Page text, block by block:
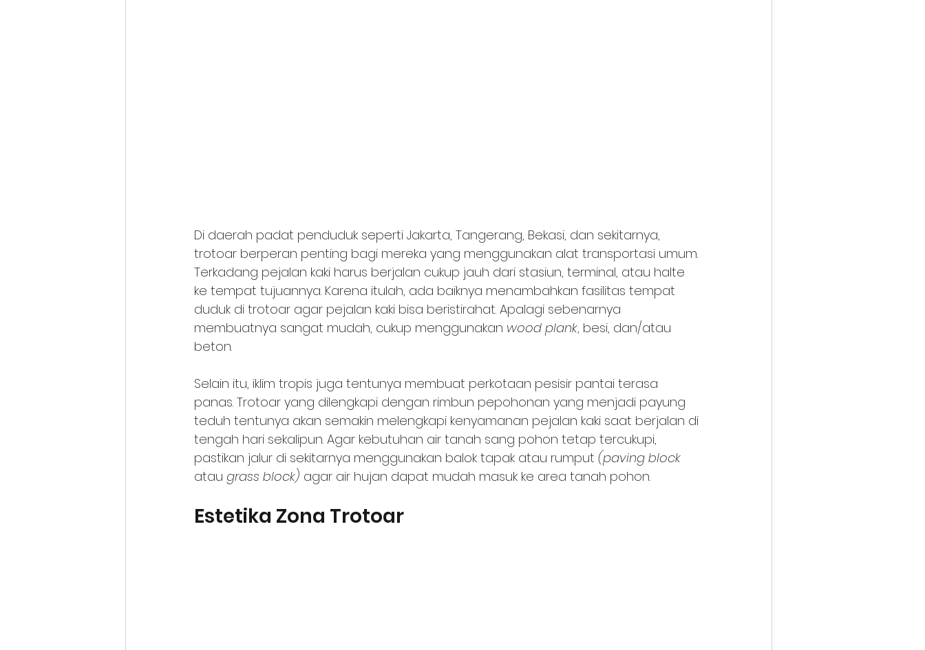
Di daerah padat penduduk seperti Jakarta, Tangerang, Bekasi, dan sekitarnya,
trotoar berperan penting bagi mereka yang menggunakan alat transportasi umum.
Terkadang pejalan kaki harus berjalan cukup jauh dari stasiun, terminal, atau halte
ke tempat tujuannya. Karena itulah, ada baiknya menambahkan fasilitas tempat
duduk di trotoar agar pejalan kaki bisa beristirahat. Apalagi sebenarnya
membuatnya sangat mudah, cukup menggunakan wood plank, besi, dan/atau
beton.
Selain itu, iklim tropis juga tentunya membuat perkotaan pesisir pantai terasa
panas. Trotoar yang dilengkapi dengan rimbun pepohonan yang menjadi payung
teduh tentunya akan semakin melengkapi kenyamanan pejalan kaki saat berjalan di
tengah hari sekalipun. Agar kebutuhan air tanah sang pohon tetap tercukupi,
pastikan jalur di sekitarnya menggunakan balok tapak atau rumput (paving block
atau grass block) agar air hujan dapat mudah masuk ke area tanah pohon.
Estetika Zona Trotoar